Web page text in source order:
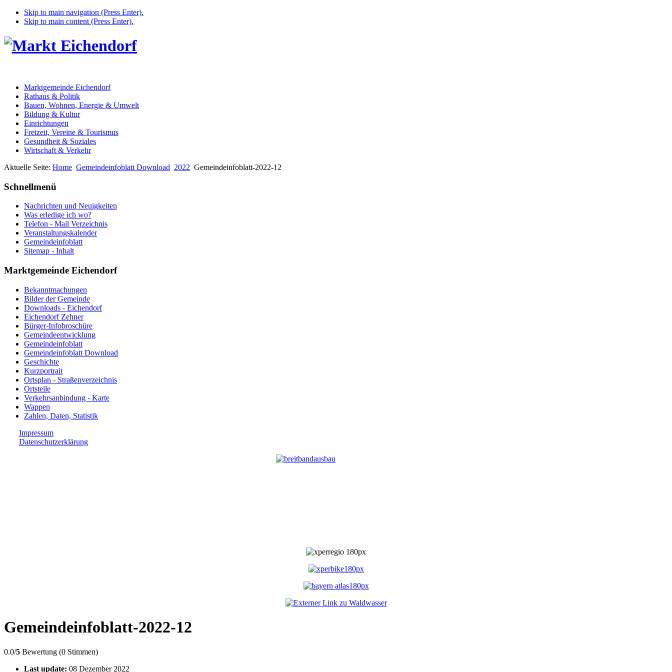
Skip to main navigation (Press Enter).
Skip to main content (Press Enter).
Marktgemeinde Eichendorf
Rathaus & Politik
Bauen, Wohnen, Energie & Umwelt
Bildung & Kultur
Einrichtungen
Freizeit, Vereine & Tourismus
Gesundheit & Soziales
Wirtschaft & Verkehr
Aktuelle Seite: Home Gemeindeinfoblatt Download 2022 Gemeindeinfoblatt-2022-12
Schnellmenü
Nachrichten und Neuigkeiten
Was erledige ich wo?
Telefon - Mail Verzeichnis
Veranstaltungskalender
Gemeindeinfoblatt
Sitemap - Inhalt
Marktgemeinde Eichendorf
Bekanntmachungen
Bilder der Gemeinde
Downloads - Eichendorf
Eichendorf Zehner
Bürger-Infobroschüre
Gemeindeentwicklung
Gemeindeinfoblatt
Gemeindeinfoblatt Download
Geschichte
Kurzportrait
Ortsplan - Straßenverzeichnis
Ortsteile
Verkehrsanbindung - Karte
Wappen
Zahlen, Daten, Statistik
Impressum
Datenschutzerklärung
Gemeindeinfoblatt-2022-12
0.0/5 Bewertung (0 Stimmen)
Last update: 08 Dezember 2022